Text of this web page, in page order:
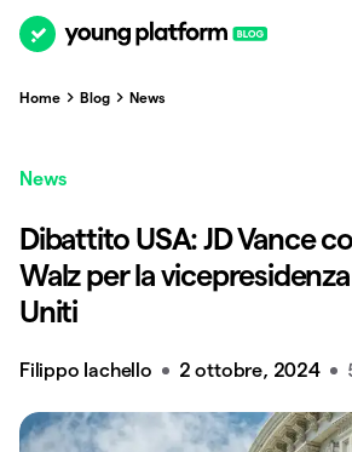
Home Blog News
News
Dibattito USA: JD Vance
Walz per la
Uniti
Filippo Iachello 2 ottobre, 2024